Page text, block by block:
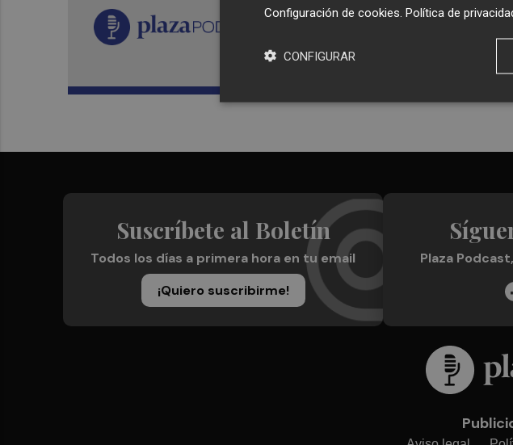
Recibe toda
Plaza
Suscríbete al Boletín
Todos los días a primera hora en tu email
¡Quiero suscribirme!
Plaza
Configuración de cookies Política de
CONFIGURAR